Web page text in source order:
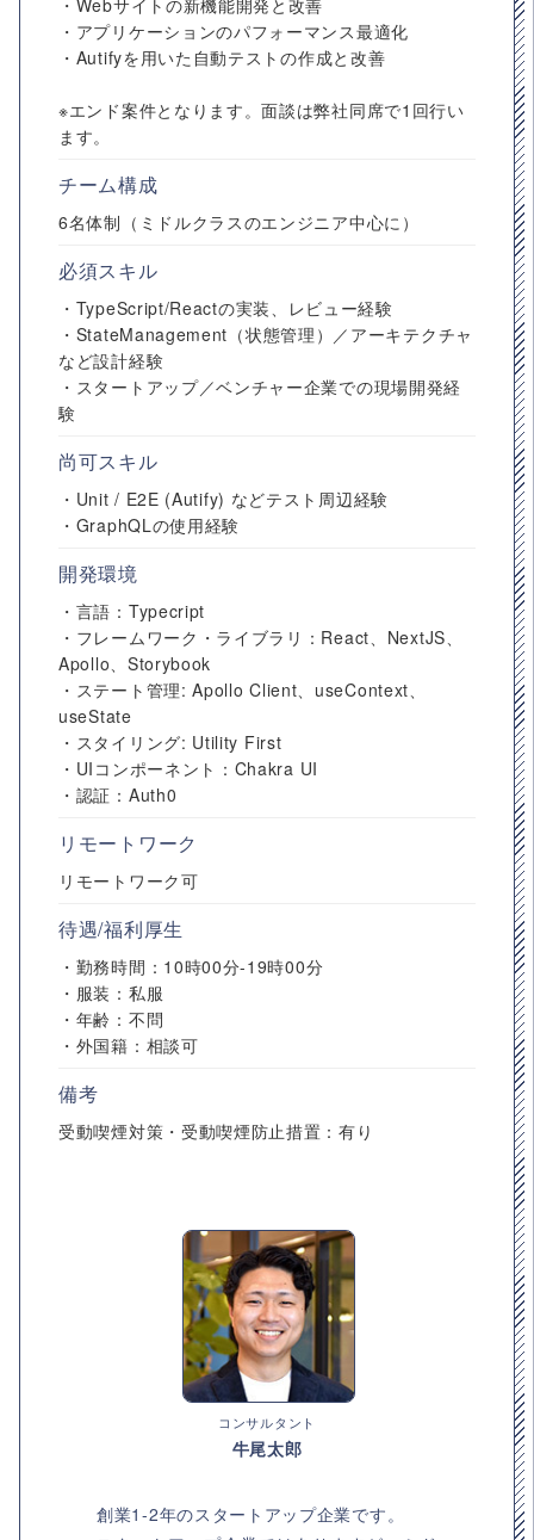
・Webサイトの新機能開発と改善
・アプリケーションのパフォーマンス最適化
・Autifyを用いた自動テストの作成と改善
※エンド案件となります。面談は弊社同席で1回行い
ます。
チーム構成
6名体制（ミドルクラスのエンジニア中心に）
必須スキル
・TypeScript/Reactの実装、レビュー経験
・StateManagement（状態管理）／アーキテクチャ
など設計経験
・スタートアップ／ベンチャー企業での現場開発経
験
尚可スキル
・Unit / E2E (Autify) などテスト周辺経験
・GraphQLの使用経験
開発環境
・言語：Typecript
・フレームワーク・ライブラリ：React、NextJS、
Apollo、Storybook
・ステート管理: Apollo Client、useContext、
useState
・スタイリング: Utility First
・UIコンポーネント：Chakra UI
・認証：Auth0
リモートワーク
リモートワーク可
待遇/福利厚生
・勤務時間：10時00分-19時00分
・服装：私服
・年齢：不問
・外国籍：相談可
備考
受動喫煙対策・受動喫煙防止措置：有り
コンサルタント
牛尾太郎
創業1-2年のスタートアップ企業です。